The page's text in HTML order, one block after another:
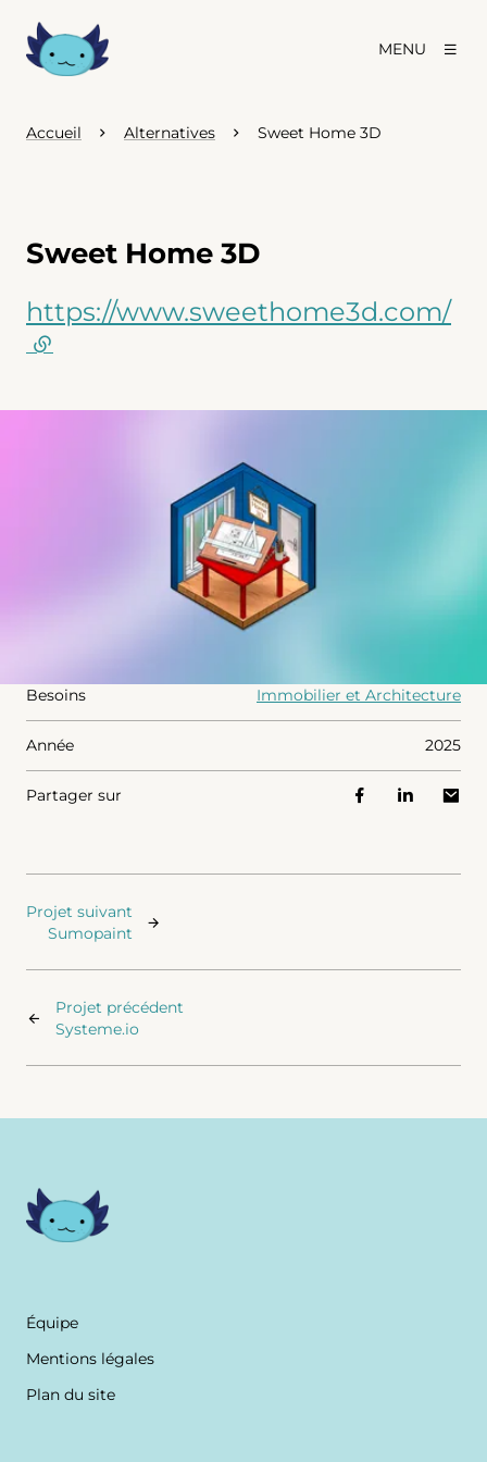
MENU
Accueil Alternatives Sweet Home 3D
Sweet Home 3D
https://www.sweethome3d.com/
(lien externe)
Besoins Immobilier et Architecture
Année 2025
Partager sur
Projet précédent
Systeme.io
Projet suivant
Sumopaint
Équipe
Mentions légales
Plan du site